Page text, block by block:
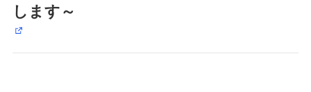
します～